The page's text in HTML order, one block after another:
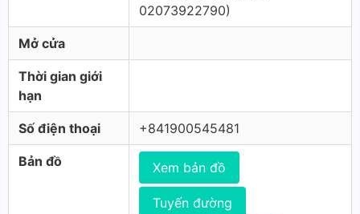
02073922790)
Mở cửa
Thời gian giới
hạn
Số điện thoại +841900545481
Bản đồ Xem bản đồ
Tuyến đường